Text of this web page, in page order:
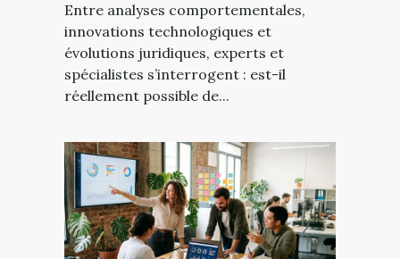
Entre analyses comportementales,
innovations technologiques et
évolutions juridiques, experts et
spécialistes s’interrogent : est-il
réellement possible de...